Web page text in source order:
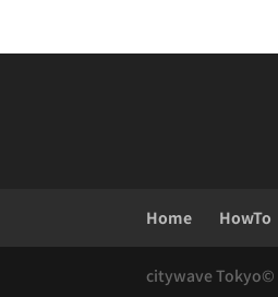
Home HowTo
citywave Tokyo©